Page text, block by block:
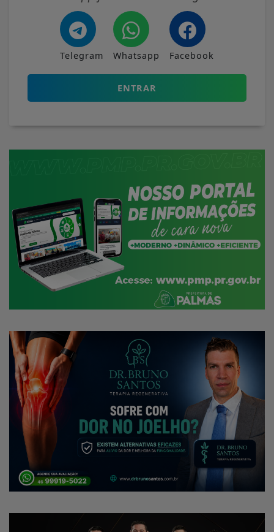
Telegram Whatsapp Facebook
ENTRAR